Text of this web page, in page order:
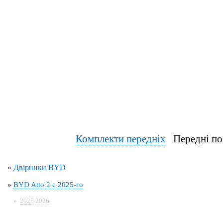
Комплекти передніхПередні
« Двірники BYD
» BYD Atto 2 с 2025-го
» 2025 2026